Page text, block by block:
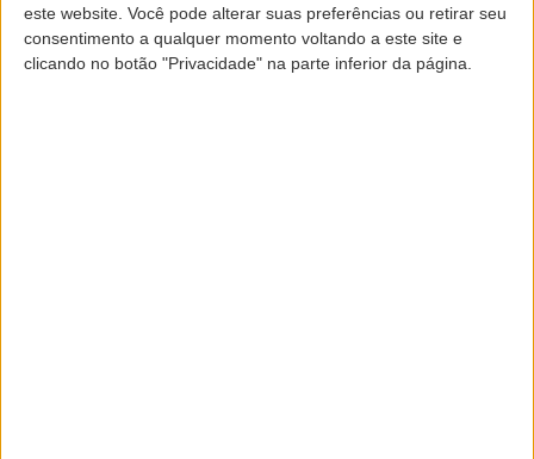
este website. Você pode alterar suas preferências ou retirar seu
consentimento a qualquer momento voltando a este site e
clicando no botão "Privacidade" na parte inferior da página.
PASSAGEIROS